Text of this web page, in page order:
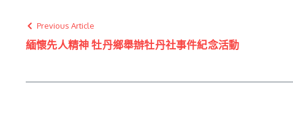
Previous Article
緬懷先人精神 牡丹鄉舉辦牡丹社事件紀念活動